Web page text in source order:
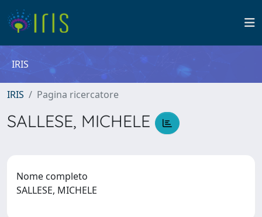
IRIS
IRIS Pagina ricercatore
SALLESE, MICHELE
Nome completo
SALLESE, MICHELE